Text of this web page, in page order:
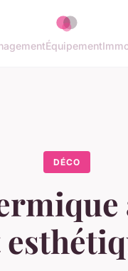
Équipement
DÉCO